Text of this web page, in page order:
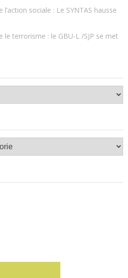
l’action sociale : Le SYNTAS hausse
le terrorisme : le GBU-L /SJP se met